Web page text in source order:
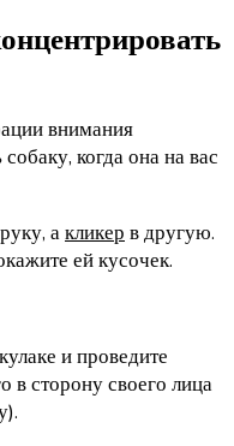
внимания
когда она на вас
акликер в другую.
ей кусочек.
и проведите
в сторону своего лица